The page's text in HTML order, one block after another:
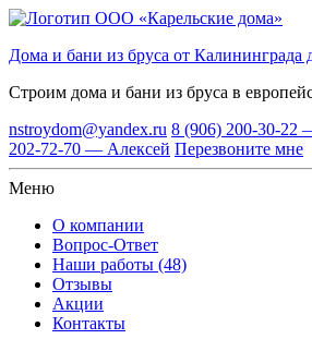
Дома и бани из бруса от Калининграда
Строим дома и бани из бруса в
nstroydom@yandex.ru 8 (906) 200-30-22
202-72-70 — Алексей Перезвоните мне
Меню
О компании
Вопрос-Ответ
Наши работы (48)
Отзывы
Акции
Контакты